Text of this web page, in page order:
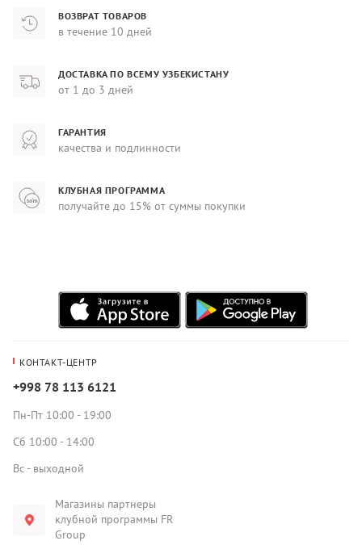
ВОЗВРАТ ТОВАРОВ
в течение 10 дней
ДОСТАВКА ПО ВСЕМУ УЗБЕКИСТАНУ
от 1 до 3 дней
ГАРАНТИЯ
качества и подлинности
КЛУБНАЯ ПРОГРАММА
получайте до 15% от суммы покупки
КОНТАКТ-ЦЕНТР
+998 78 113 6121
Пн-Пт 10:00 - 19:00
Сб 10:00 - 14:00
Вс - выходной
Магазины партнеры
клубной программы FR
Group